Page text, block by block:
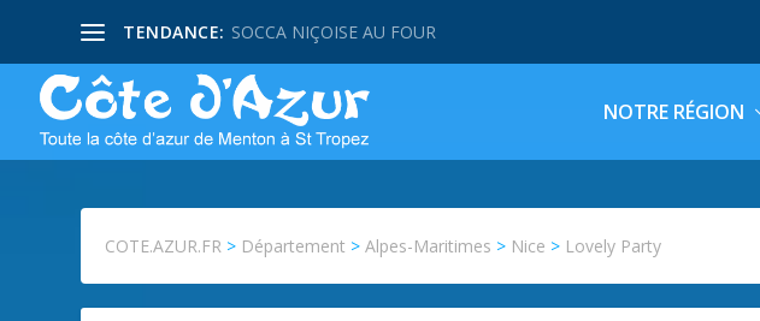
TENDANCE: SOCCA NIÇOISE AU FOUR
NOTRE RÉGION
COTE.AZUR.FR > Département >Alpes-Maritimes > Nice > Lovely Party